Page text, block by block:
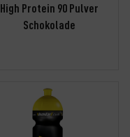
High Protein 90 Pulver
Schokolade